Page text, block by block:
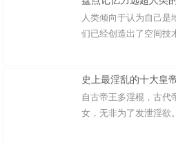
人类倾向于认为自己是
们已经创造出了空间技
史上最淫乱的十大皇
自古帝王多淫棍，古代
女，无非为了发泄淫欲